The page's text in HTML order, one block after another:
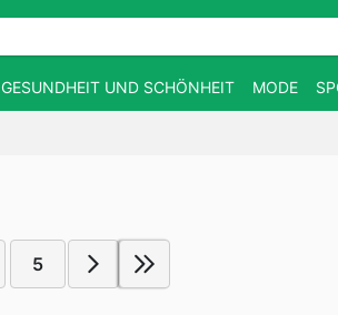
GESUNDHEIT UND SCHÖNHEIT MODE
5